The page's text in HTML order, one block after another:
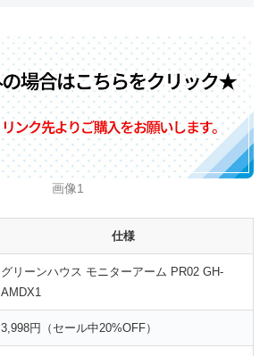
画像1
仕様
グリーンハウス モニターアーム PR02 GH-
AMDX1
3,998円（セール中20%OFF）